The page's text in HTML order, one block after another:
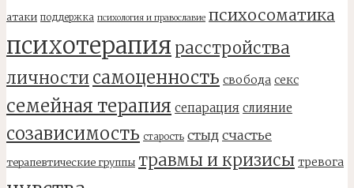
атаки поддержка психология и православие психосоматика
психотерапия расстройства
личности самоценность свобода секс
семейная терапия сепарация слияние
созависимость старость стыд счастье
терапевтические группы травмы и кризисы тревога